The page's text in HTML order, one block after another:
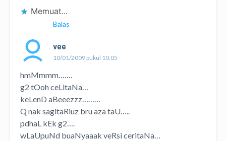
Memuat...
Balas
vee
10/01/2009 pukul 10:05
hmMmmm…….
g2 tOoh ceLitaNa…
keLenD aBeeezzz………
Q nak sagitaRiuz bru aza taU…..
pdhaL kEk g2….
wLaUpuNd buaNyaaak veRsi ceritaNa…